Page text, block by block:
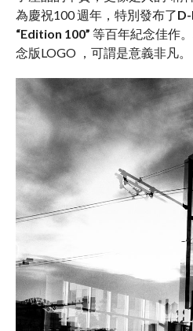
為慶祝100 週年，特別發布了
“Edition 100” 等百年紀念佳作
念版LOGO ，可謂是意義非凡。